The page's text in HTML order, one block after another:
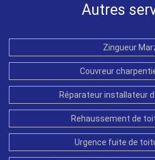
Autres
Zingueur
Couvreur
Réparateur installateur
Rehaussement de
Urgence fuite de